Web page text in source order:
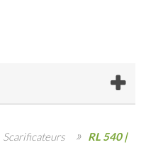
Scarificateurs » RL 540 |